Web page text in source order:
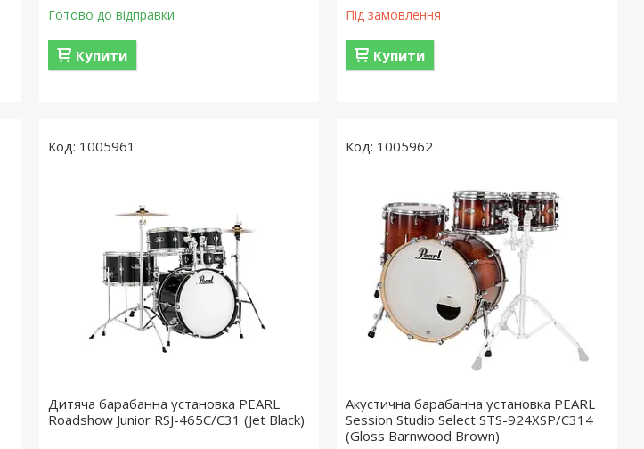
Готово до відправки
Купити
Під замовлення
Купити
1005961
Дитяча барабанна установка PEARL
Roadshow Junior RSJ-465C/C31 (Jet Black)
1005962
Акустична барабанна установка PEARL
Session Studio Select STS-924XSP/C314
(Gloss Barnwood Brown)